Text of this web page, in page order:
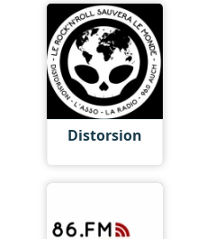
Distorsion